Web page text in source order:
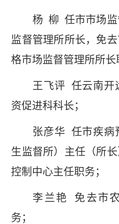
杨 柳 任市市场
监督管理所所长，免
格市场监督管理所所长
王飞评 任云南开
资促进科科长；
张彦华 任市疾病
生监督所）主任（所
控制中心主任职务；
李兰艳
免去市
务；